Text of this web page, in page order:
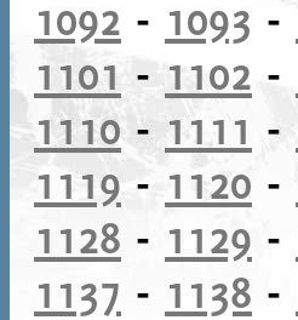
1092 - 1093 -
1101 -1102 -
1110- 1111 -
1119 - 1120 -
1128 - 1129 -
1137 - 1138 -